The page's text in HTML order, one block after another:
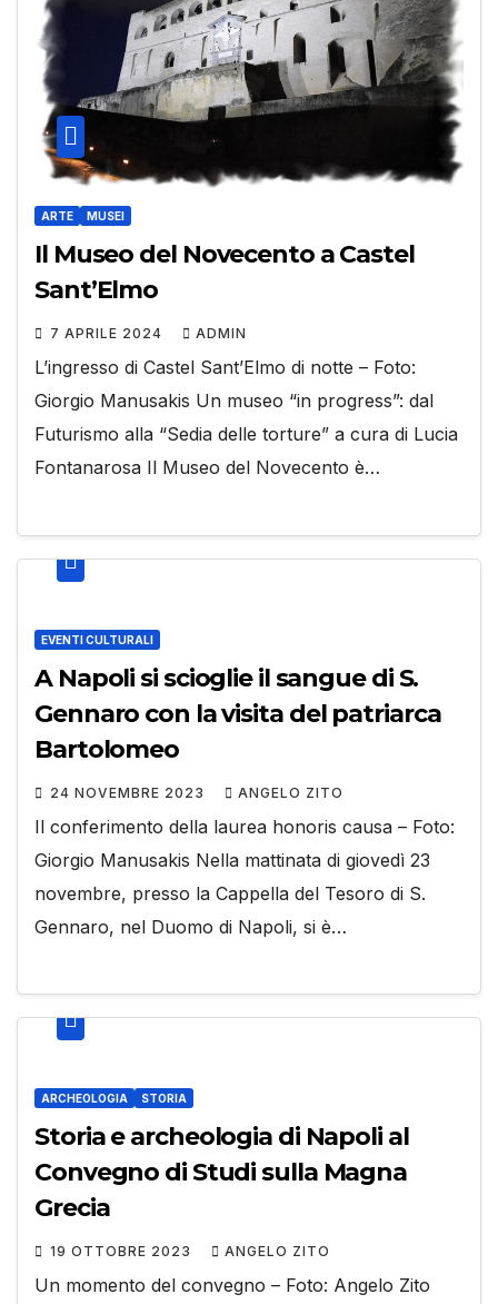
ARTE MUSEI
Il Museo del Novecento a Castel
Sant’Elmo
7 APRILE 2024 ADMIN
L’ingresso di Castel Sant’Elmo di notte – Foto:
Giorgio Manusakis Un museo “in progress”: dal
Futurismo alla “Sedia delle torture” a cura di Lucia
Fontanarosa Il Museo del Novecento è…
EVENTI CULTURALI
A Napoli si scioglie il sangue di S.
Gennaro con la visita del patriarca
Bartolomeo
24 NOVEMBRE 2023 ANGELO ZITO
Il conferimento della laurea honoris causa – Foto:
Giorgio Manusakis Nella mattinata di giovedì 23
novembre, presso la Cappella del Tesoro di S.
Gennaro, nel Duomo di Napoli, si è…
ARCHEOLOGIA STORIA
Storia e archeologia di Napoli al
Convegno di Studi sulla Magna
Grecia
19 OTTOBRE 2023 ANGELO ZITO
Un momento del convegno – Foto: Angelo Zito